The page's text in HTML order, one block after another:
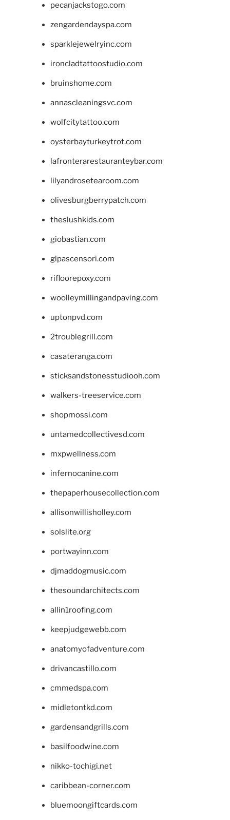
pecanjackstogo.com
zengardendayspa.com
sparklejewelryinc.com
ironcladtattoostudio.com
bruinshome.com
annascleaningsvc.com
wolfcitytattoo.com
oysterbayturkeytrot.com
lafronterarestauranteybar.com
lilyandrosetearoom.com
olivesburgberrypatch.com
theslushkids.com
giobastian.com
glpascensori.com
rifloorepoxy.com
woolleymillingandpaving.com
uptonpvd.com
2troublegrill.com
casateranga.com
sticksandstonesstudiooh.com
walkers-treeservice.com
shopmossi.com
untamedcollectivesd.com
mxpwellness.com
infernocanine.com
thepaperhousecollection.com
allisonwillisholley.com
solslite.org
portwayinn.com
djmaddogmusic.com
thesoundarchitects.com
allin1roofing.com
keepjudgewebb.com
anatomyofadventure.com
drivancastillo.com
cmmedspa.com
midletontkd.com
gardensandgrills.com
basilfoodwine.com
nikko-tochigi.net
caribbean-corner.com
bluemoongiftcards.com